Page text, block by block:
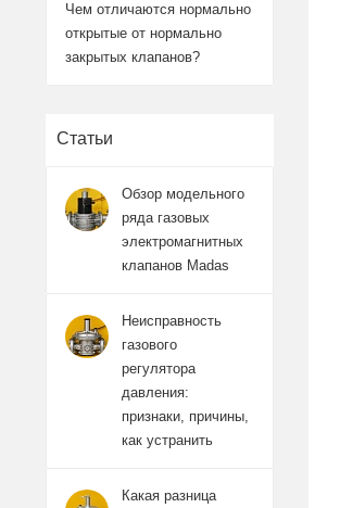
Чем отличаются нормально
открытые от нормально
закрытых клапанов?
Статьи
Обзор модельного
ряда газовых
электромагнитных
клапанов Madas
Неисправность
газового
регулятора
давления:
признаки, причины,
как устранить
Какая разница